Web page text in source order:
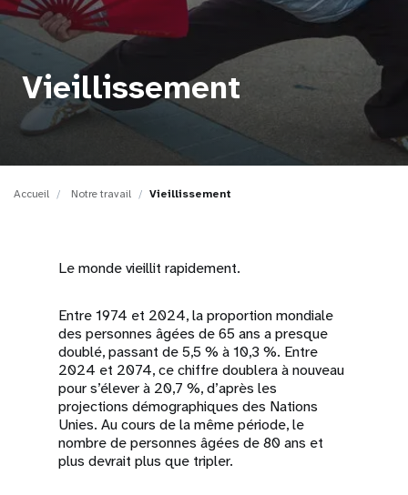
Vieillissement
Accueil Notre travail Vieillissement
Le monde vieillit rapidement.
Entre 1974 et 2024, la proportion mondiale
des personnes âgées de 65 ans a presque
doublé, passant de 5,5 % à 10,3 %. Entre
2024 et 2074, ce chiffre doublera à nouveau
pour s’élever à 20,7 %, d’après les
projections démographiques des Nations
Unies. Au cours de la même période, le
nombre de personnes âgées de 80 ans et
plus devrait plus que tripler.